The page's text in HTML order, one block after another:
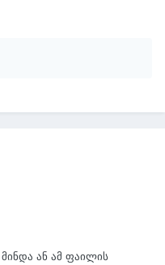
ან ამ ფაილის